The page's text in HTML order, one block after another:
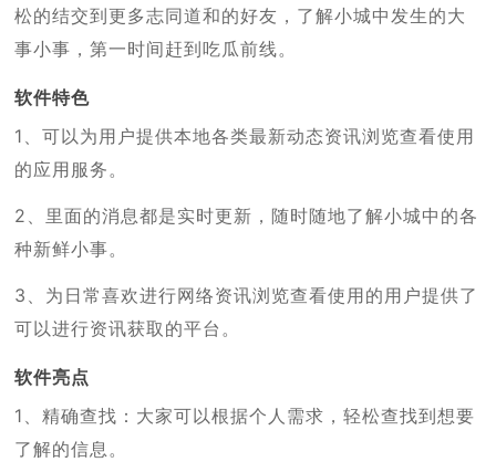
松的结交到更多志同道和的好友，了解小城中发生的大
事小事，第一时间赶到吃瓜前线。
软件特色
1、可以为用户提供本地各类最新动态资讯浏览查看使用
的应用服务。
2、里面的消息都是实时更新，随时随地了解小城中的各
种新鲜小事。
3、为日常喜欢进行网络资讯浏览查看使用的用户提供了
可以进行资讯获取的平台。
软件亮点
1、精确查找：大家可以根据个人需求，轻松查找到想要
了解的信息。